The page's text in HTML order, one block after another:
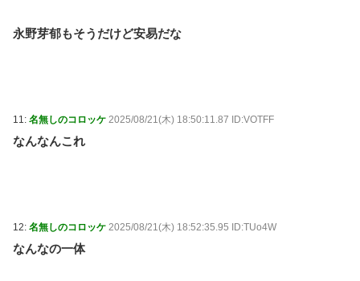
永野芽郁もそうだけど安易だな
11: 名無しのコロッケ 2025/08/21(木) 18:50:11.87 ID:VOTFF
なんなんこれ
12: 名無しのコロッケ 2025/08/21(木) 18:52:35.95 ID:TUo4W
なんなの一体